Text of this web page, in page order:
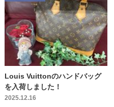
Louis Vuittonのハンドバッグ
を入荷しました！
2025.12.16